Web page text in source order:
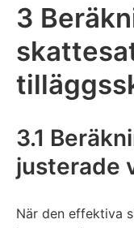
3
3.1
justerade
När den effektiva